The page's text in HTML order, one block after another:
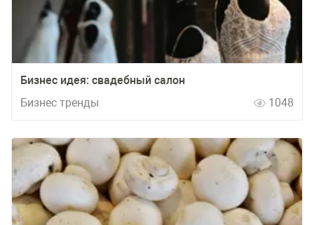
Бизнес идея: свадебный салон
Бизнес тренды
1048